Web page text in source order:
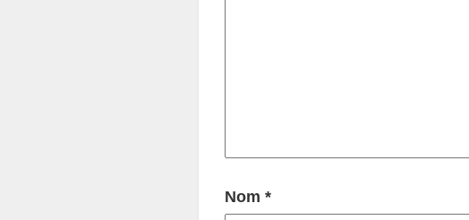
Nom *